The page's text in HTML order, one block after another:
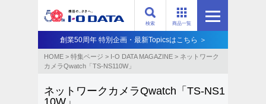
商品一覧
検索
創業50周年 特別企画・最新Topicsはこちら ＞
HOME > 特集ページ > I-O DATA MAGAZINE > ネットワーク
カメラQwatch「TS-NS110W」
ネットワークカメラQwatch「TS-NS1
10W」